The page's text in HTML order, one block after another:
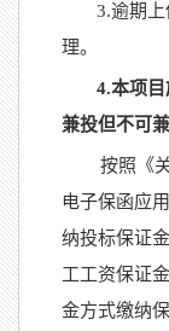
3.逾期
理。
4.本项
兼投但不可兼
按照《
电子保函应
纳投标保证
工工资保证
金方式缴纳